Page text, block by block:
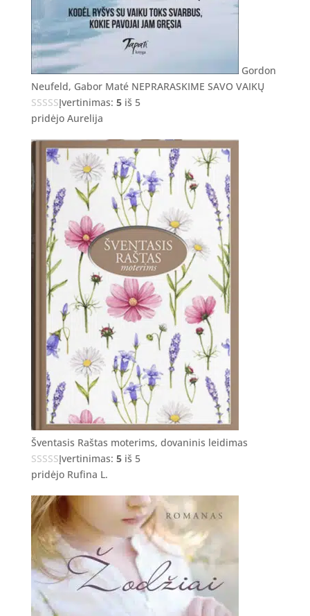
Gordon
Neufeld, Gabor Maté NEPRARASKIME SAVO VAIKŲ
Įvertinimas: 5iš 5
pridėjo Aurelija
Šventasis Raštas moterims, dovaninis leidimas
Įvertinimas: 5iš 5
pridėjo Rufina L.